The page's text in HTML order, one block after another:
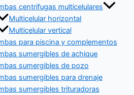
centrifugas multicelulares
Multicelular horizontal
Multicelular vertical
para piscina y complementos
sumergibles de achique
sumergibles de pozo
sumergibles para drenaje
sumergibles trituradoras